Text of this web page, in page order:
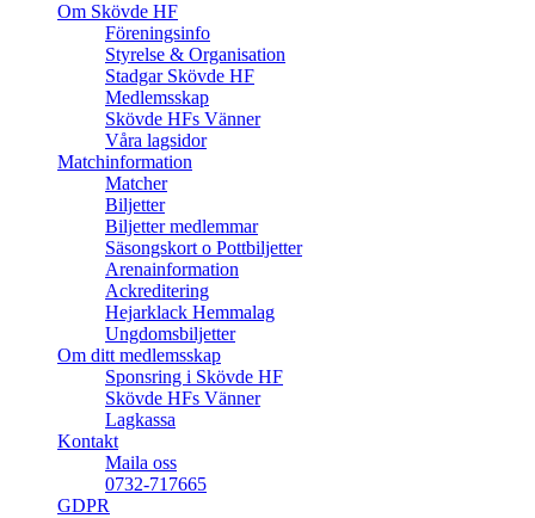
Om Skövde HF
Föreningsinfo
Styrelse & Organisation
Stadgar Skövde HF
Medlemsskap
Skövde HFs Vänner
Våra lagsidor
Matchinformation
Matcher
Biljetter
Biljetter medlemmar
Säsongskort o Pottbiljetter
Arenainformation
Ackreditering
Hejarklack Hemmalag
Ungdomsbiljetter
Om ditt medlemsskap
Sponsring i Skövde HF
Skövde HFs Vänner
Lagkassa
Kontakt
Maila oss
0732-717665
GDPR